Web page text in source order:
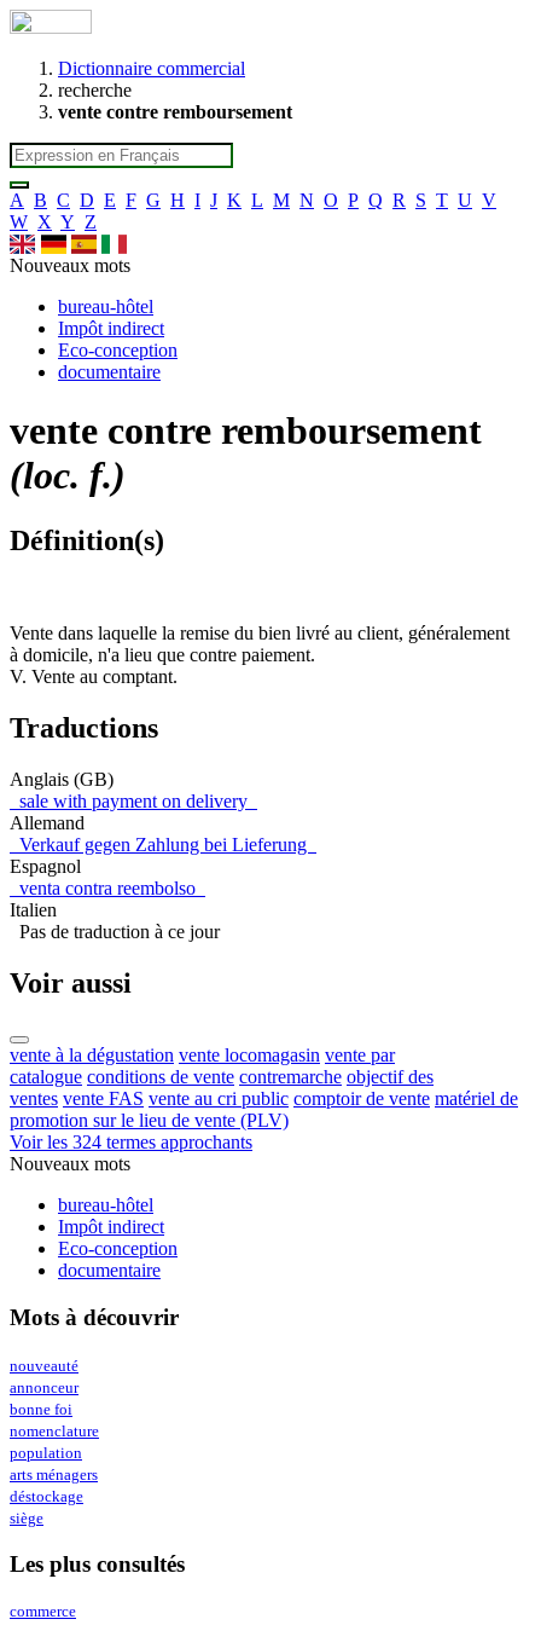
Dictionnaire commercial
recherche
vente contre remboursement
A B C D E F G H I J K L M N O P Q R S T U V
W X Y Z
Nouveaux mots
bureau-hôtel
Impôt indirect
Eco-conception
documentaire
vente contre remboursement
(loc. f.)
Définition(s)
Vente dans laquelle la remise du bien livré au client, généralement
à domicile, n'a lieu que contre paiement.
V. Vente au comptant.
Traductions
Anglais (GB)
sale with payment on delivery
Allemand
Verkauf gegen Zahlung bei Lieferung
Espagnol
venta contra reembolso
Italien
Pas de traduction à ce jour
Voir aussi
vente à la dégustation vente locomagasin vente par
catalogue conditions de vente contremarche objectif des
ventes vente FAS vente au cri public comptoir de vente matériel de
promotion sur le lieu de vente (PLV)
Voir les 324 termes approchants
Nouveaux mots
bureau-hôtel
Impôt indirect
Eco-conception
documentaire
Mots à découvrir
nouveauté
annonceur
bonne foi
nomenclature
population
arts ménagers
déstockage
siège
Les plus consultés
commerce